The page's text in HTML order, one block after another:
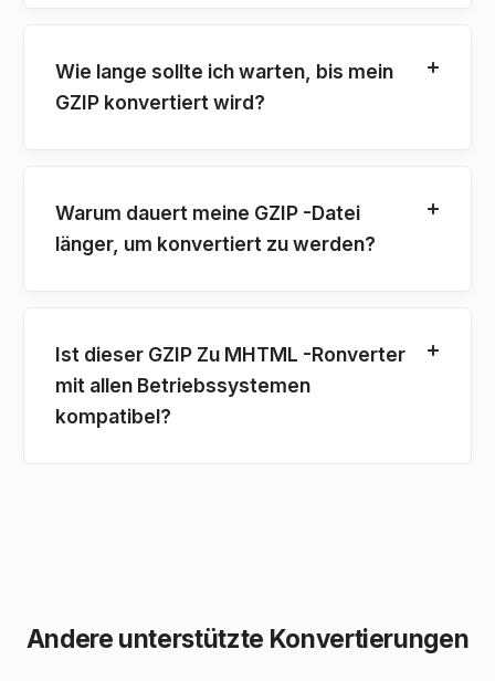
Wie lange sollte ich warten, bis mein
GZIP konvertiert wird?
Warum dauert meine GZIP -Datei
länger, um konvertiert zu werden?
Ist dieser GZIP Zu MHTML -Ronverter
mit allen Betriebssystemen
kompatibel?
Andere unterstützte Konvertierungen